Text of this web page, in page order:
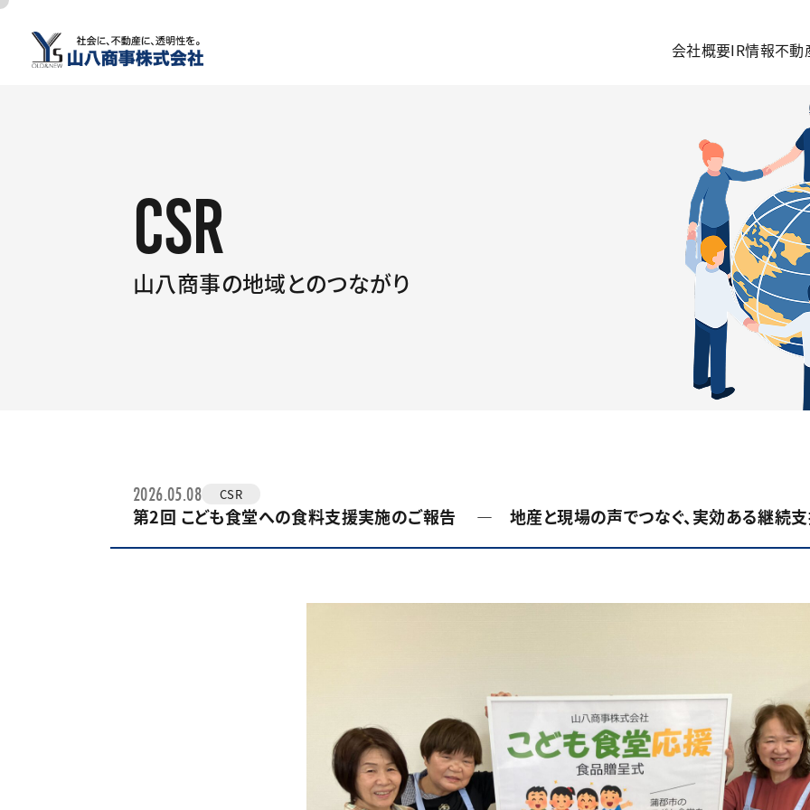
会社概要IR情報不動
CSR
山八商事の地域とのつながり
2026.05.08 CSR
第2回 こども食堂への食料支援実施のご報告 ― 地産と現場の声でつなぐ、実効ある継